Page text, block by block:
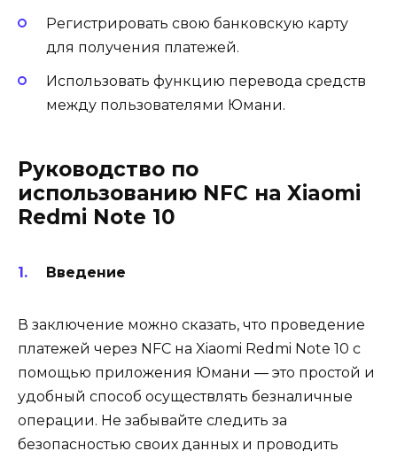
Регистрировать свою банковскую карту
для получения платежей.
Использовать функцию перевода средств
между пользователями Юмани.
Руководство по
использованию NFC на Xiaomi
Redmi Note 10
Введение
В заключение можно сказать, что проведение
платежей через NFC на Xiaomi Redmi Note 10 с
помощью приложения Юмани — это простой и
удобный способ осуществлять безналичные
операции. Не забывайте следить за
безопасностью своих данных и проводить